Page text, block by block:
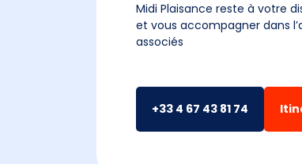
Midi Plaisance reste à votre
et vous accompagner dans
associés
+33 4 67 43 81 74